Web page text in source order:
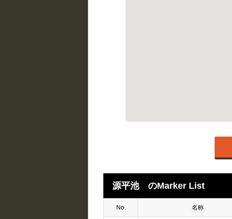
源平池 のMarker List
No. 名称